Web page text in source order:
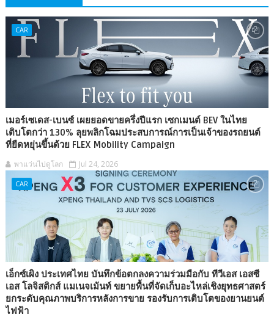
CAR
เมอร์เซเดส-เบนซ์ เผยยอดขายครึ่งปีแรก เซกเมนต์ BEV ในไทย
เติบโตกว่า 130% ลุยพลิกโฉมประสบการณ์การเป็นเจ้าของรถยนต์
ที่ยืดหยุ่นขึ้นด้วย FLEX Mobility Campaign
พาแว่นไปดูโลก Jul 24, 2026
CAR
เอ็กซ์เผิง ประเทศไทย บันทึกข้อตกลงความร่วมมือกับ ทีวีเอส เอสซี
เอส โลจิสติกส์ แมเนจเม้นท์ ขยายพื้นที่จัดเก็บอะไหล่เชิงยุทธศาสตร์
ยกระดับคุณภาพบริการหลังการขาย รองรับการเติบโตของยานยนต์
ไฟฟ้า